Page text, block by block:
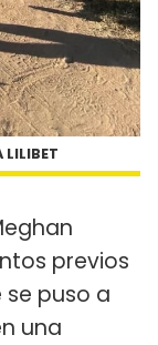
LILIBET
previos
puso a
una